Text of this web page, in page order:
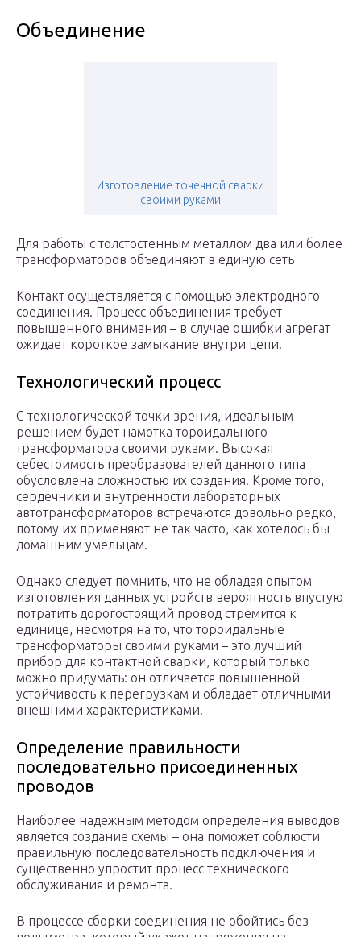
Объединение
Изготовление точечной сварки
своими руками
Для работы с толстостенным металлом два или более
трансформаторов объединяют в единую сеть
Контакт осуществляется с помощью электродного
соединения. Процесс объединения требует
повышенного внимания – в случае ошибки агрегат
ожидает короткое замыкание внутри цепи.
Технологический процесс
С технологической точки зрения, идеальным
решением будет намотка тороидального
трансформатора своими руками. Высокая
себестоимость преобразователей данного типа
обусловлена сложностью их создания. Кроме того,
сердечники и внутренности лабораторных
автотрансформаторов встречаются довольно редко,
потому их применяют не так часто, как хотелось бы
домашним умельцам.
Однако следует помнить, что не обладая опытом
изготовления данных устройств вероятность впустую
потратить дорогостоящий провод стремится к
единице, несмотря на то, что тороидальные
трансформаторы своими руками – это лучший
прибор для контактной сварки, который только
можно придумать: он отличается повышенной
устойчивость к перегрузкам и обладает отличными
внешними характеристиками.
Определение правильности
последовательно присоединенных
проводов
Наиболее надежным методом определения выводов
является создание схемы – она поможет соблюсти
правильную последовательность подключения и
существенно упростит процесс технического
обслуживания и ремонта.
В процессе сборки соединения не обойтись без